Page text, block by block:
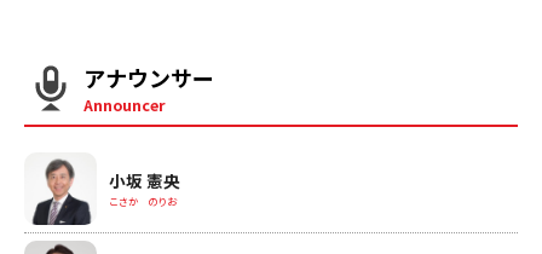
アナウンサー
Announcer
小坂 憲央
こさか のりお